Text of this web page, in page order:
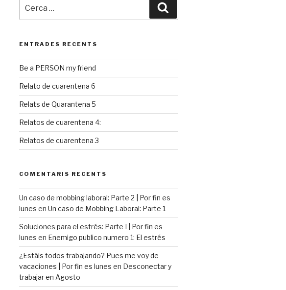
ENTRADES RECENTS
Be a PERSON my friend
Relato de cuarentena 6
Relats de Quarantena 5
Relatos de cuarentena 4:
Relatos de cuarentena 3
COMENTARIS RECENTS
Un caso de mobbing laboral: Parte 2 | Por fin es
lunes en Un caso de Mobbing Laboral: Parte 1
Soluciones para el estrés: Parte I | Por fin es
lunes en Enemigo publico numero 1: El estrés
¿Estáis todos trabajando? Pues me voy de
vacaciones | Por fin es lunes en Desconectar y
trabajar en Agosto